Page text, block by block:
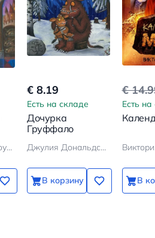
Джоан Кэтлин Роулинг
€ 8.19
Есть на складе
Дочурка
Груффало
Джулия Дональдсон
В корзину
€
Есть
В